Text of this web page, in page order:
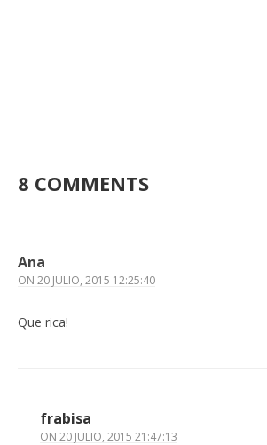
8 COMMENTS
Ana
ON 20 JULIO, 2015 12:25:40
Que rica!
frabisa
ON 20 JULIO, 2015 21:47:13